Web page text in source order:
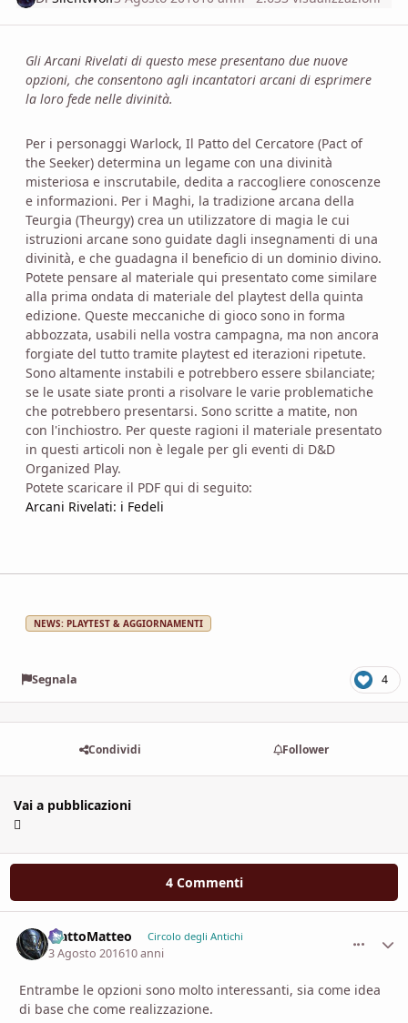
Gli Arcani Rivelati di questo mese presentano due nuove
opzioni, che consentono agli incantatori arcani di esprimere
la loro fede nelle divinità.
Per i personaggi Warlock, Il Patto del Cercatore (Pact of
the Seeker) determina un legame con una divinità
misteriosa e inscrutabile, dedita a raccogliere conoscenze
e informazioni. Per i Maghi, la tradizione arcana della
Teurgia (Theurgy) crea un utilizzatore di magia le cui
istruzioni arcane sono guidate dagli insegnamenti di una
divinità, e che guadagna il beneficio di un dominio divino.
Potete pensare al materiale qui presentato come similare
alla prima ondata di materiale del playtest della quinta
edizione. Queste meccaniche di gioco sono in forma
abbozzata, usabili nella vostra campagna, ma non ancora
forgiate del tutto tramite playtest ed iterazioni ripetute.
Sono altamente instabili e potrebbero essere sbilanciate;
se le usate siate pronti a risolvare le varie problematiche
che potrebbero presentarsi. Sono scritte a matite, non
con l'inchiostro. Per queste ragioni il materiale presentato
in questi articoli non è legale per gli eventi di D&D
Organized Play.
Potete scaricare il PDF qui di seguito:
Arcani Rivelati: i Fedeli
NEWS: PLAYTEST & AGGIORNAMENTI
Segnala 4
Condividi Follower
Vai a pubblicazioni
4 Commenti
MattoMatteo Circolo degli Antichi
3 Agosto 201610 anni
Entrambe le opzioni sono molto interessanti, sia come idea
di base che come realizzazione.